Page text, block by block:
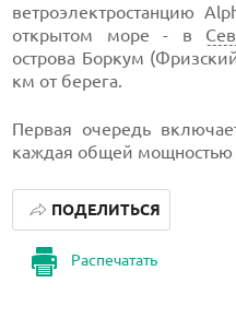
ветроэлектростанцию
открытом море - в
острова Боркум
км от берега.
Первая очередь
каждая общей мощностью
Распечатать
ПОДЕЛИТЬСЯ